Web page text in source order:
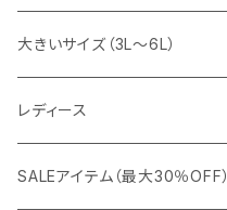
snow peak
G-stage
TETEHOMME
シューズ
フォーマル
Tシャツ/ポロシャツ
ニット
スラックス
ジャケット
カジュアルジャケット
ビジネスジャケット
ブルゾン
コート
大きいサイズ（3L～6L）
ビジネス
セットアップ
カジュアル
レディース
アウター
SALEアイテム（最大30％OFF）